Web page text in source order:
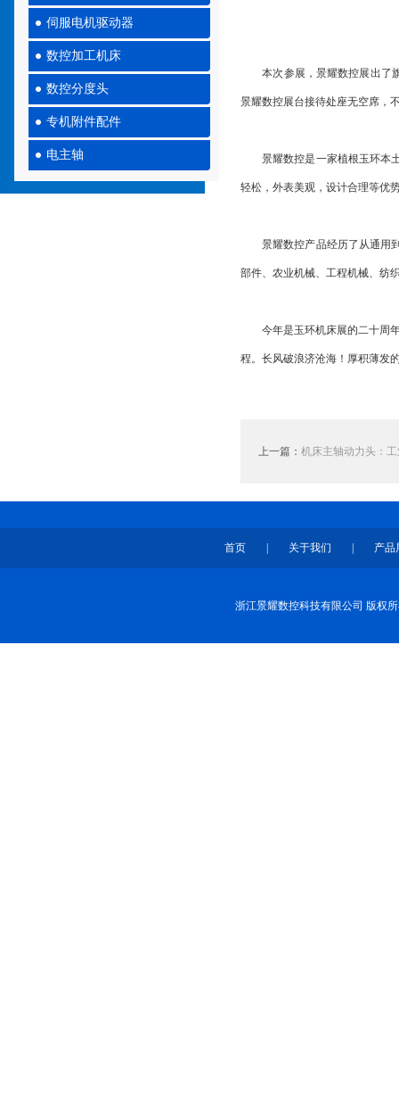
伺服电机驱动器
数控加工机床
数控分度头
专机附件配件
电主轴
本次参展，景耀数控展出了旗
景耀数控展台接待处座无空席，
景耀数控是一家植根玉环本土
轻松，外表美观，设计合理等优
景耀数控产品经历了从通用到
部件、农业机械、工程机械、纺
今年是玉环机床展的二十周年
程。长风破浪济沧海！厚积薄发
上一篇： 机床主轴动力头：
首页 关于我们 产品
浙江景耀数控科技有限公司 版权